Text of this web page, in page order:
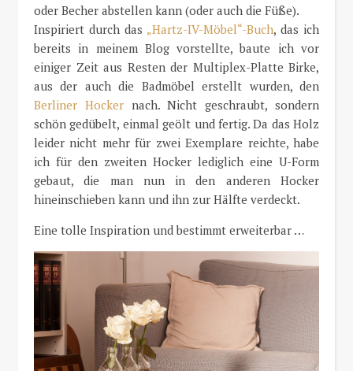
oder Becher abstellen kann (oder auch die Füße).
Inspiriert durch das „Hartz-IV-Möbel“-Buch, das ich
bereits in meinem Blog vorstellte, baute ich vor
einiger Zeit aus Resten der Multiplex-Platte Birke,
aus der auch die Badmöbel erstellt wurden, den
Berliner Hockernach. Nicht geschraubt, sondern
schön gedübelt, einmal geölt und fertig. Da das Holz
leider nicht mehr für zwei Exemplare reichte, habe
ich für den zweiten Hocker lediglich eine U-Form
gebaut, die man nun in den anderen Hocker
hineinschieben kann und ihn zur Hälfte verdeckt.
Eine tolle Inspiration und bestimmt erweiterbar …